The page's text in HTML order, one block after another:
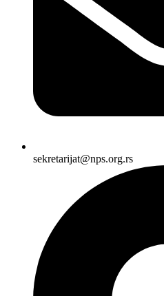
sekretarijat@nps.org.rs